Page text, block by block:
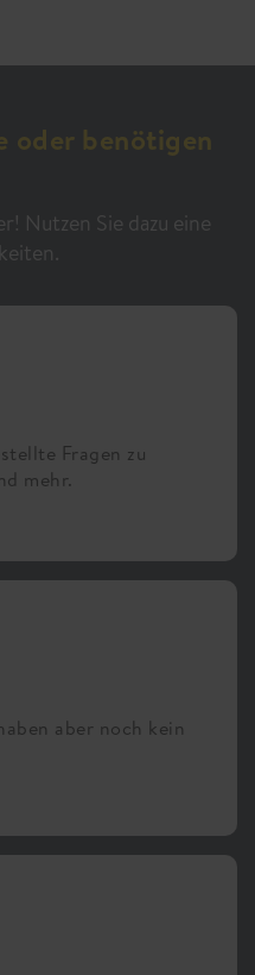
oder benötigen
Nutzen Sie dazu eine
Fragen zu
mehr.
aber noch kein